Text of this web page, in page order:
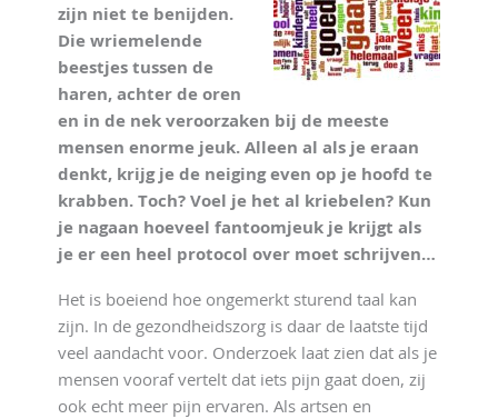
zijn niet te benijden.
Die wriemelende
beestjes tussen de
haren, achter de oren
en in de nek veroorzaken bij de meeste
mensen enorme jeuk. Alleen al als je eraan
denkt, krijg je de neiging even op je hoofd te
krabben. Toch? Voel je het al kriebelen? Kun
je nagaan hoeveel fantoomjeuk je krijgt als
je er een heel protocol over moet schrijven…
Het is boeiend hoe ongemerkt sturend taal kan
zijn. In de gezondheidszorg is daar de laatste tijd
veel aandacht voor. Onderzoek laat zien dat als je
mensen vooraf vertelt dat iets pijn gaat doen, zij
ook echt meer pijn ervaren. Als artsen en